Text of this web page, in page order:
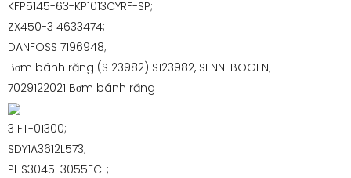
KFP5145-63-KP1013CYRF-SP;
ZX450-3 4633474;
DANFOSS 7196948;
Bơm bánh răng (S123982) S123982, SENNEBOGEN;
7029122021 Bơm bánh răng
31FT-01300;
SDY1A3612L573;
PHS3045-3055ECL;